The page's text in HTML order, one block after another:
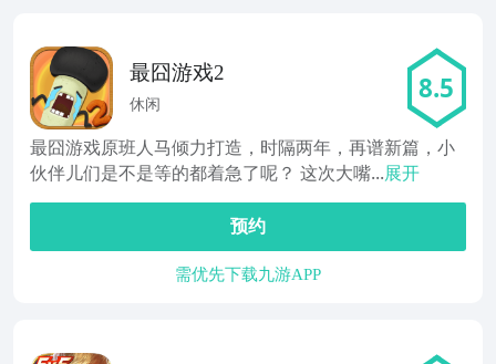
最囧游戏2
休闲 8.5
最囧游戏原班人马倾力打造，时隔两年，再谱新篇，小
伙伴儿们是不是等的都着急了呢？ 这次大嘴...展开
预约
需优先下载九游APP